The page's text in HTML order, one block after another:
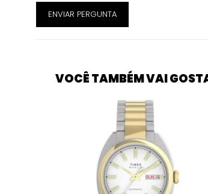
ENVIAR PERGUNTA
VOCÊ TAMBÉM VAI